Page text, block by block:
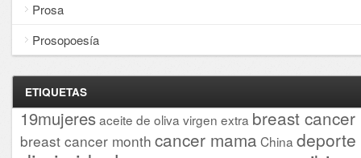
Prosa
Prosopoesía
ETIQUETAS
19mujeresaceite de oliva virgen extra breast cancer
breast cancer month cancer mama China deporte